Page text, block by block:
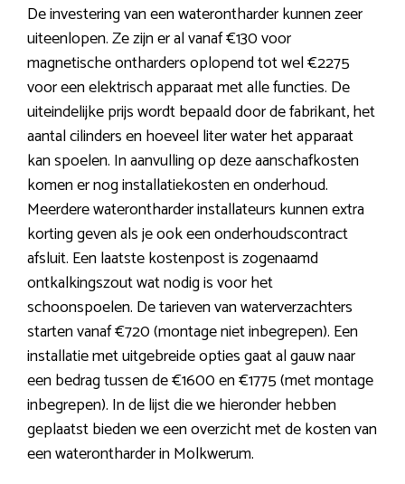
De investering van een waterontharder kunnen zeer
uiteenlopen. Ze zijn er al vanaf €130 voor
magnetische ontharders oplopend tot wel €2275
voor een elektrisch apparaat met alle functies. De
uiteindelijke prijs wordt bepaald door de fabrikant, het
aantal cilinders en hoeveel liter water het apparaat
kan spoelen. In aanvulling op deze aanschafkosten
komen er nog installatiekosten en onderhoud.
Meerdere waterontharder installateurs kunnen extra
korting geven als je ook een onderhoudscontract
afsluit. Een laatste kostenpost is zogenaamd
ontkalkingszout wat nodig is voor het
schoonspoelen. De tarieven van waterverzachters
starten vanaf €720 (montage niet inbegrepen). Een
installatie met uitgebreide opties gaat al gauw naar
een bedrag tussen de €1600 en €1775 (met montage
inbegrepen). In de lijst die we hieronder hebben
geplaatst bieden we een overzicht met de kosten van
een waterontharder in Molkwerum.